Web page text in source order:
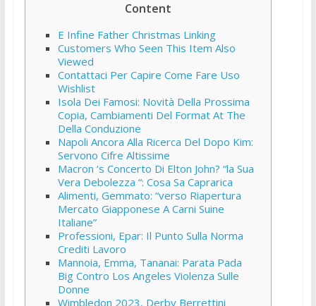
Content
E Infine Father Christmas Linking
Customers Who Seen This Item Also
Viewed
Contattaci Per Capire Come Fare Uso
Wishlist
Isola Dei Famosi: Novità Della Prossima
Copia, Cambiamenti Del Format At The
Della Conduzione
Napoli Ancora Alla Ricerca Del Dopo Kim:
Servono Cifre Altissime
Macron ‘s Concerto Di Elton John? “la Sua
Vera Debolezza “: Cosa Sa Caprarica
Alimenti, Gemmato: “verso Riapertura
Mercato Giapponese A Carni Suine
Italiane”
Professioni, Epar: Il Punto Sulla Norma
Crediti Lavoro
Mannoia, Emma, Tananai: Parata Pada
Big Contro Los Angeles Violenza Sulle
Donne
Wimbledon 2023, Derby Berrettini